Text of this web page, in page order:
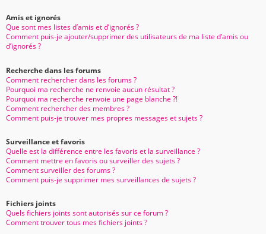
Amis et ignorés
Que sont mes listes d’amis et d’ignorés ?
Comment puis-je ajouter/supprimer des utilisateurs de ma liste d’amis ou
d’ignorés ?
Recherche dans les forums
Comment rechercher dans les forums ?
Pourquoi ma recherche ne renvoie aucun résultat ?
Pourquoi ma recherche renvoie une page blanche ?!
Comment rechercher des membres ?
Comment puis-je trouver mes propres messages et sujets ?
Surveillance et favoris
Quelle est la différence entre les favoris et la surveillance ?
Comment mettre en favoris ou surveiller des sujets ?
Comment surveiller des forums ?
Comment puis-je supprimer mes surveillances de sujets ?
Fichiers joints
Quels fichiers joints sont autorisés sur ce forum ?
Comment trouver tous mes fichiers joints ?